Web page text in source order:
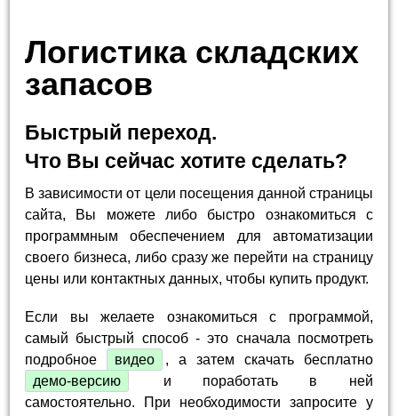
Логистика складских
запасов
Быстрый переход.
Что Вы сейчас хотите сделать?
В зависимости от цели посещения данной страницы
сайта, Вы можете либо быстро ознакомиться с
программным обеспечением для автоматизации
своего бизнеса, либо сразу же перейти на страницу
цены или контактных данных, чтобы купить продукт.
Если вы желаете ознакомиться с программой,
самый быстрый способ - это сначала посмотреть
подробное
видео
, а затем скачать бесплатно
демо-версию
и поработать в ней
самостоятельно. При необходимости запросите у